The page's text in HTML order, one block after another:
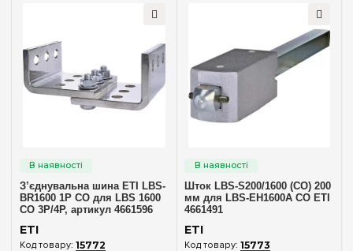
З’єднувальна шина ETI LBS-
BR1600 1P CO для LBS 1600
CO 3P/4P, артикул 4661596
ETI
15772
Шток LBS-S200/1600 (CO) 200
мм для LBS-EH1600A CO ETI
4661491
ETI
15773